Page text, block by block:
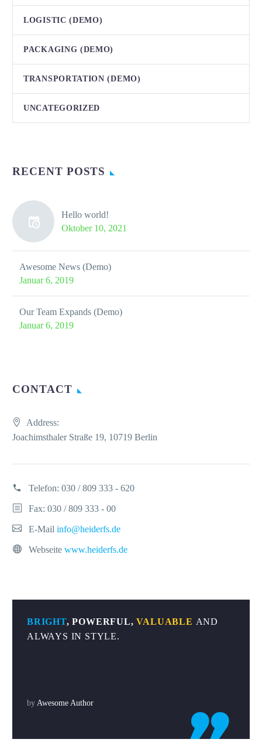
LOGISTIC (DEMO)
PACKAGING (DEMO)
TRANSPORTATION (DEMO)
UNCATEGORIZED
RECENT POSTS
Hello world!
Oktober 10, 2021
Awesome News (Demo)
Januar 6, 2019
Our Team Expands (Demo)
Januar 6, 2019
CONTACT
Address:
Joachimsthaler Straße 19, 10719 Berlin
Telefon: 030 / 809 333 - 620
Fax: 030 / 809 333 - 00
E-Mail info@heiderfs.de
Webseite www.heiderfs.de
BRIGHT, POWERFUL,VALUABLE AND
ALWAYS IN STYLE.
by Awesome Author
